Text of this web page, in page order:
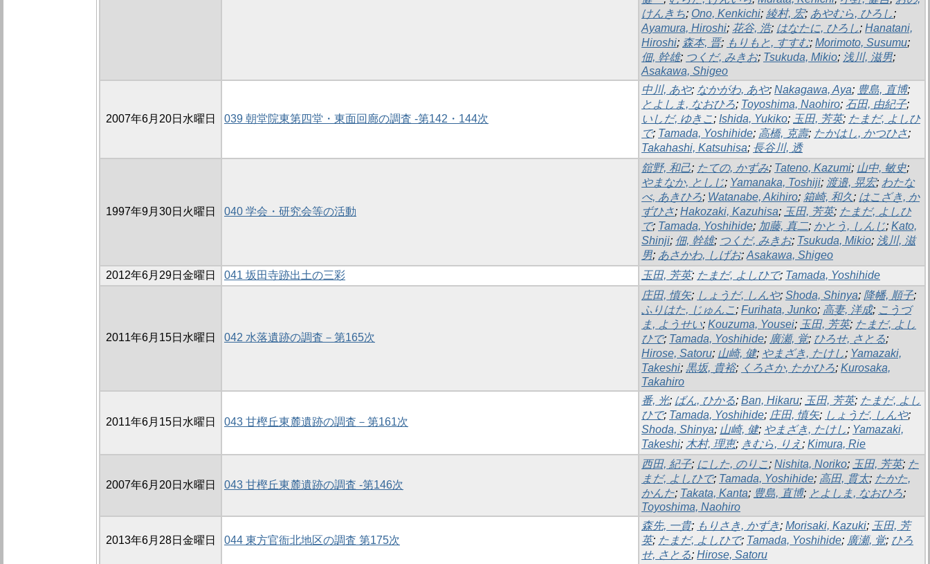
けんきち; Ono, Kenkichi; 綾村, 宏; あやむら, ひろし;
Ayamura, Hiroshi; 花谷, 浩; はなたに, ひろし; Hanatani,
Hiroshi; 森本, 晋; もりもと, すすむ; Morimoto, Susumu;
佃, 幹雄; つくだ, みきお; Tsukuda, Mikio; 浅川, 滋男;
Asakawa, Shigeo
2007年6月20日水曜日 039 朝堂院東第四堂・東面回廊の調査 -第142・144次
中川, あや; なかがわ, あや; Nakagawa, Aya; 豊島, 直博;
とよしま, なおひろ; Toyoshima, Naohiro; 石田, 由紀子;
いしだ, ゆきこ; Ishida, Yukiko; 玉田, 芳英; たまだ, よしひ
で; Tamada, Yoshihide; 高橋, 克壽; たかはし, かつひさ;
Takahashi, Katsuhisa; 長谷川, 透
1997年9月30日火曜日 040 学会・研究会等の活動
舘野, 和己; たての, かずみ; Tateno, Kazumi; 山中, 敏史;
やまなか, としじ; Yamanaka, Toshiji; 渡邉, 晃宏; わたな
べ, あきひろ; Watanabe, Akihiro; 箱崎, 和久; はこざき, か
ずひさ; Hakozaki, Kazuhisa; 玉田, 芳英; たまだ, よしひ
で; Tamada, Yoshihide; 加藤, 真二; かとう, しんじ; Kato,
Shinji; 佃, 幹雄; つくだ, みきお; Tsukuda, Mikio; 浅川, 滋
男; あさかわ, しげお; Asakawa, Shigeo
2012年6月29日金曜日
041 坂田寺跡出土の三彩 玉田, 芳英; たまだ, よしひで; Tamada, Yoshihide
2011年6月15日水曜日 042 水落遺跡の調査－第165次
庄田, 慎矢; しょうだ, しんや; Shoda, Shinya; 降幡, 順子;
ふりはた, じゅんこ; Furihata, Junko; 高妻, 洋成; こうづ
ま, ようせい; Kouzuma, Yousei; 玉田, 芳英; たまだ, よし
ひで; Tamada, Yoshihide; 廣瀬, 覚; ひろせ, さとる;
Hirose, Satoru; 山崎, 健; やまざき, たけし; Yamazaki,
Takeshi; 黒坂, 貴裕; くろさか, たかひろ; Kurosaka,
Takahiro
2011年6月15日水曜日 043 甘樫丘東麓遺跡の調査－第161次
番, 光; ばん, ひかる; Ban, Hikaru; 玉田, 芳英; たまだ, よし
ひで; Tamada, Yoshihide; 庄田, 慎矢; しょうだ, しんや;
Shoda, Shinya; 山崎, 健; やまざき, たけし; Yamazaki,
Takeshi; 木村, 理恵; きむら, りえ; Kimura, Rie
2007年6月20日水曜日 043 甘樫丘東麓遺跡の調査 -第146次
西田, 紀子; にした, のりこ; Nishita, Noriko; 玉田, 芳英; た
まだ, よしひで; Tamada, Yoshihide; 高田, 貫太; たかた,
かんた; Takata, Kanta; 豊島, 直博; とよしま, なおひろ;
Toyoshima, Naohiro
2013年6月28日金曜日 044 東方官衙北地区の調査 第175次
森先, 一貴; もりさき, かずき; Morisaki, Kazuki; 玉田, 芳
英; たまだ, よしひで; Tamada, Yoshihide; 廣瀬, 覚; ひろ
せ, さとる; Hirose, Satoru